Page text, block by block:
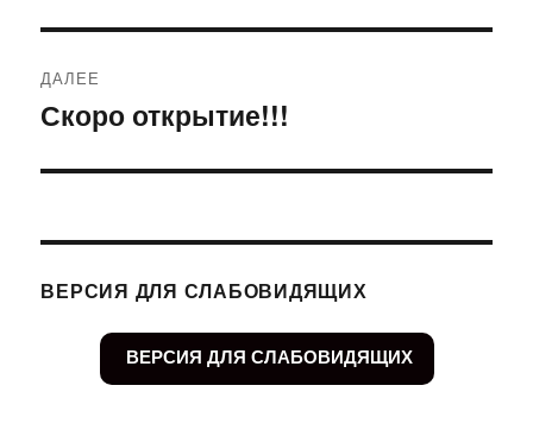
ДАЛЕЕ
Следующая
Скоро открытие!!!
ВЕРСИЯ ДЛЯ СЛАБОВИДЯЩИХ
ВЕРСИЯ ДЛЯ СЛАБОВИДЯЩИХ